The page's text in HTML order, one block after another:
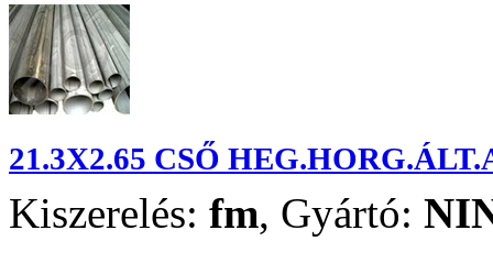
21.3X2.65 CSŐ
Kiszerelés: fm, Gyártó: